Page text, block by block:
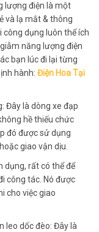
lượng điện là một
và lạ mắt & thông
công dụng luôn thể ích
năng lượng điện
bạn lúc đi lại từng
hành: Điện Hoa Tại
Đây là dòng xe đạp
hề thiếu chức
đó được sử dụng
giao vận dịu.
dụng, rất có thể để
công tác. Nó được
cho việc giao
leo dốc đèo: Đây là